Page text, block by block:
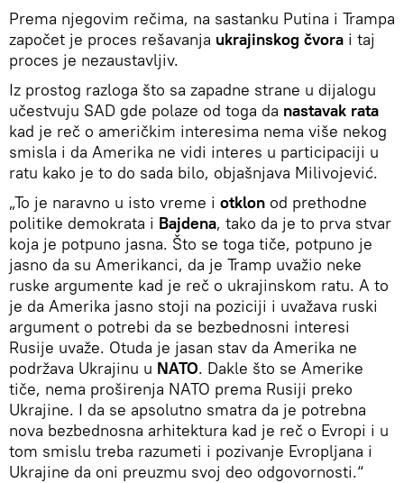
Prema njegovim rečima, na sastanku Putina i Trampa
započet je proces rešavanja ukrajinskog čvora i taj
proces je nezaustavljiv.
Iz prostog razloga što sa zapadne strane u dijalogu
učestvuju SAD gde polaze od toga da nastavak rata
kad je reč o američkim interesima nema više nekog
smisla i da Amerika ne vidi interes u participaciji u
ratu kako je to do sada bilo, objašnjava Milivojević.
„To je naravno u isto vreme i otklon od prethodne
politike demokrata i Bajdena, tako da je to prva stvar
koja je potpuno jasna. Što se toga tiče, potpuno je
jasno da su Amerikanci, da je Tramp uvažio neke
ruske argumente kad je reč o ukrajinskom ratu. A to
je da Amerika jasno stoji na poziciji i uvažava ruski
argument o potrebi da se bezbednosni interesi
Rusije uvaže. Otuda je jasan stav da Amerika ne
podržava Ukrajinu u NATO. Dakle što se Amerike
tiče, nema proširenja NATO prema Rusiji preko
Ukrajine. I da se apsolutno smatra da je potrebna
nova bezbednosna arhitektura kad je reč o Evropi i u
tom smislu treba razumeti i pozivanje Evropljana i
Ukrajine da oni preuzmu svoj deo odgovornosti.“